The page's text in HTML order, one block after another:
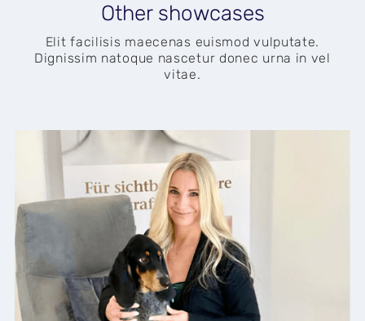
Other showcases
Elit facilisis maecenas euismod vulputate.
Dignissim natoque nascetur donec urna in vel
vitae.